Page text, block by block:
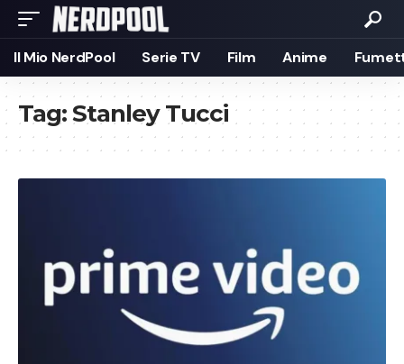
Il Mio NerdPool Serie TV Film Anime
Tag:Stanley Tucci